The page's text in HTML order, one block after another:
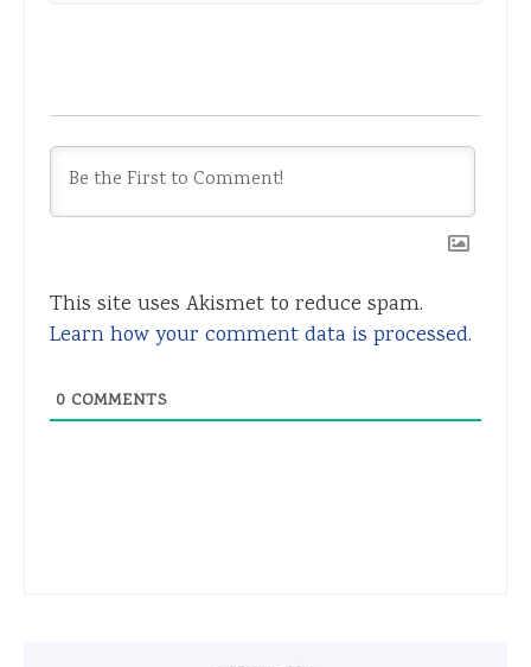
This site uses Akismet to reduce spam.
Learn how your comment data is processed.
0 COMMENTS